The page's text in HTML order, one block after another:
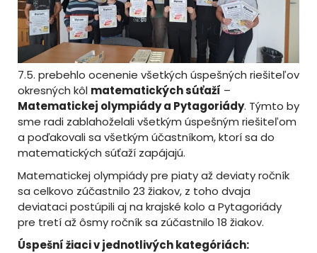
7.5. prebehlo ocenenie všetkých úspešných riešiteľov
okresných kôl matematických súťaží –
Matematickej olympiády a Pytagoriády. Týmto by
sme radi zablahoželali všetkým úspešným riešiteľom
a poďakovali sa všetkým účastníkom, ktorí sa do
matematických súťaží zapájajú.
Matematickej olympiády pre piaty až deviaty ročník
sa celkovo zúčastnilo 23 žiakov, z toho dvaja
deviataci postúpili aj na krajské kolo a Pytagoriády
pre tretí až ôsmy ročník sa zúčastnilo 18 žiakov.
Úspešní žiaci v jednotlivých kategóriách: